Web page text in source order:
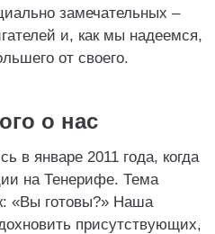
замечательных –
и, как мы надеемся,
от своего.
о нас
в январе 2011 года, когда
на Тенерифе. Тема
«Вы готовы?» Наша
присутствующих,